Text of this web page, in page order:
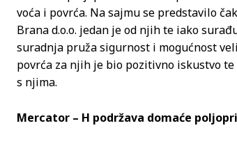
voća i povrća. Na sajmu se predstavilo
Brana d.o.o. jedan je od njih te iako
suradnja pruža sigurnost i mogućnost
povrća za njih je bio pozitivno iskustvo
s njima.
Mercator – H podržava domaće